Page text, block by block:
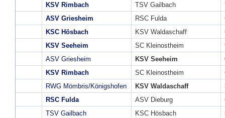
KSV Rimbach
TSV Gailbach
ASV Griesheim
RSC Fulda
KSC Hösbach
KSV Waldaschaff
KSV Seeheim
SC Kleinostheim
ASV Griesheim
KSV Seeheim
KSV Rimbach
SC Kleinostheim
RWG Mömbris/Königshofen
KSV Waldaschaff
RSC Fulda
ASV Dieburg
TSV Gailbach
KSC Hösbach